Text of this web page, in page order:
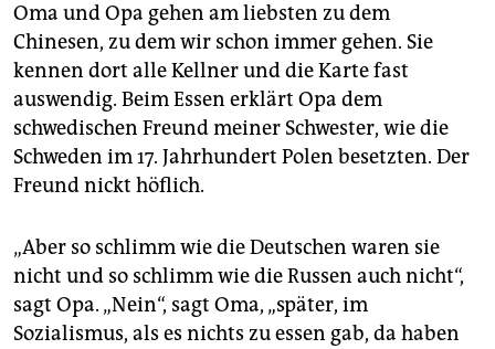
shop
fragen & hilfe
unterstützen
abo
genossenschaft
epaper login
Oma und Opa gehen am liebsten zu dem
Chinesen, zu dem wir schon immer gehen. Sie
kennen dort alle Kellner und die Karte fast
auswendig. Beim Essen erklärt Opa dem
schwedischen Freund meiner Schwester, wie die
Schweden im 17. Jahrhundert Polen besetzten. Der
Freund nickt höflich.
„Aber so schlimm wie die Deutschen waren sie
nicht und so schlimm wie die Russen auch nicht“,
sagt Opa. „Nein“, sagt Oma, „später, im
Sozialismus, als es nichts zu essen gab, da haben